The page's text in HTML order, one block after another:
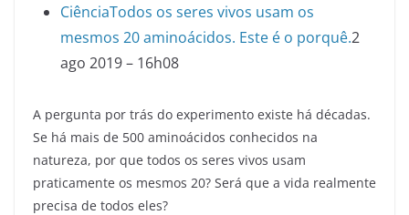
CiênciaTodos os seres vivos usam os
mesmos 20 aminoácidos. Este é o porquê.2
ago 2019 – 16h08
A pergunta por trás do experimento existe há décadas.
Se há mais de 500 aminoácidos conhecidos na
natureza, por que todos os seres vivos usam
praticamente os mesmos 20? Será que a vida realmente
precisa de todos eles?